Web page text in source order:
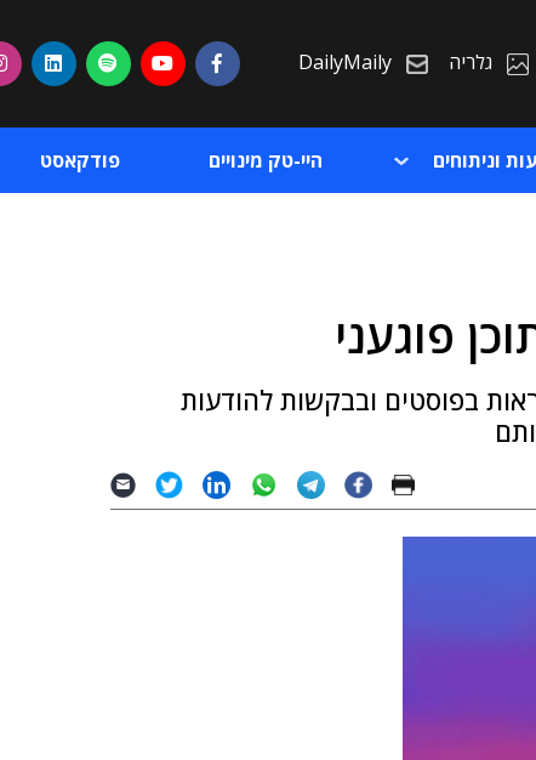
גלריה DailyMaily
וניתוחים היי-טק מינויים פודקאסט
פוגעני
בפוסטים ובבקשות להודעות